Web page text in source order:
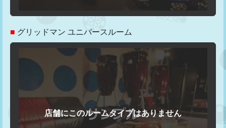
■ グリッドマン ユニバースルーム